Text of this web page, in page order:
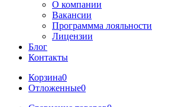
О компании
Вакансии
Программма лояльности
Лицензии
Блог
Контакты
Корзина0
Отложенные0